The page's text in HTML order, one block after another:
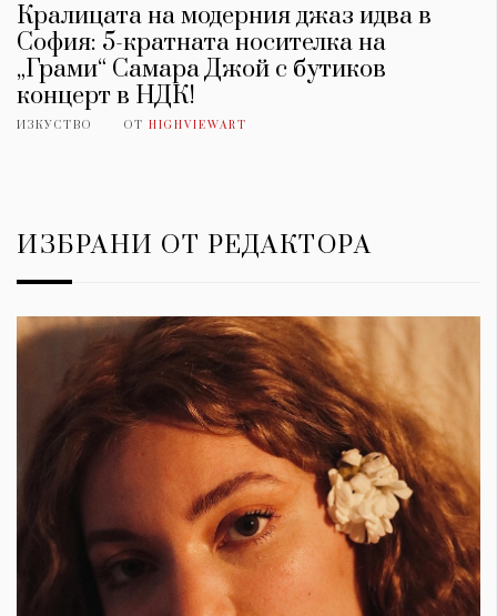
Кралицата на модерния джаз идва в
София: 5-кратната носителка на
„Грами“ Самара Джой с бутиков
концерт в НДК!
ИЗКУСТВО ОТ HIGHVIEWART
ИЗБРАНИ ОТ РЕДАКТОРА